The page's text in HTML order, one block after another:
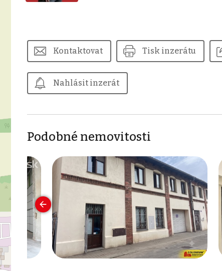
Kontaktovat Tisk inzerátu
Nahlásit inzerát
Podobné nemovitosti